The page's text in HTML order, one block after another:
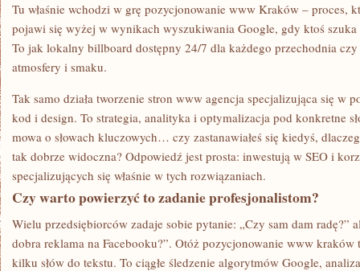
Tu właśnie wchodzi w grę pozycjonowanie www Kraków – proces,
pojawi się wyżej w wynikach wyszukiwania Google, gdy ktoś
To jak lokalny billboard dostępny 24/7 dla każdego przechodnia
atmosfery i smaku.
Tak samo działa tworzenie stron www agencja specjalizująca się w
kod i design. To strategia, analityka i optymalizacja pod konkretne
mowa o słowach kluczowych… czy zastanawiałeś się kiedyś,
tak dobrze widoczna? Odpowiedź jest prosta: inwestują w SEO i
specjalizujących się właśnie w tych rozwiązaniach.
Czy warto powierzyć to zadanie profesjonalistom?
Wielu przedsiębiorców zadaje sobie pytanie: „Czy sam dam radę?”
dobra reklama na Facebooku?”. Otóż pozycjonowanie www
kilku słów do tekstu. To ciągłe śledzenie algorytmów Google,